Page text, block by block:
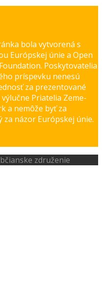
bola vytvorená s
Európskej únie a Open
Poskytovatelia
príspevku nenesú
za prezentované
Priatelia Zeme-
a nemôže byť za
názor Európskej únie.
združenie